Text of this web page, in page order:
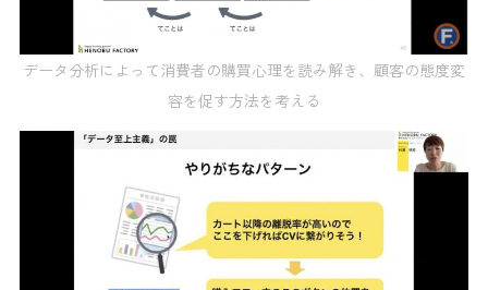
データ分析によって消費者の購買心理を読み解き、顧客の態度変
容を促す方法を考える